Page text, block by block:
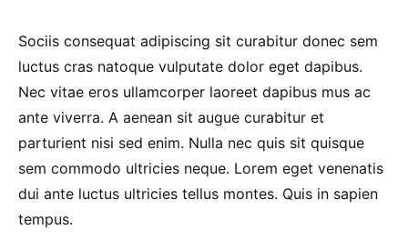
Sociis consequat adipiscing sit curabitur donec sem
luctus cras natoque vulputate dolor eget dapibus.
Nec vitae eros ullamcorper laoreet dapibus mus ac
ante viverra. A aenean sit augue curabitur et
parturient nisi sed enim. Nulla nec quis sit quisque
sem commodo ultricies neque. Lorem eget venenatis
dui ante luctus ultricies tellus montes. Quis in sapien
tempus.